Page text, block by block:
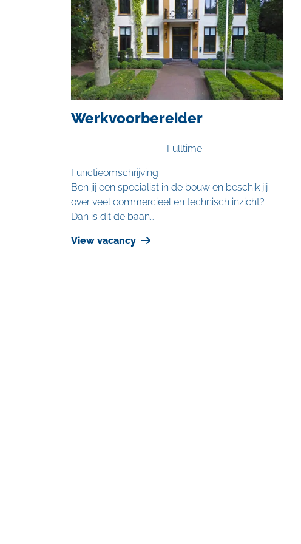
Werkvoorbereider
Fulltime
Functieomschrijving
Ben jij een specialist in de bouw en beschik jij
over veel commercieel en technisch inzicht?
Dan is dit de baan…
View vacancy